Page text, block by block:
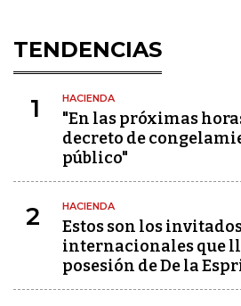
TENDENCIAS
1 HACIENDA
"En las próximas
decreto de
público"
2 HACIENDA
Estos son los
internacionales que
posesión de De la